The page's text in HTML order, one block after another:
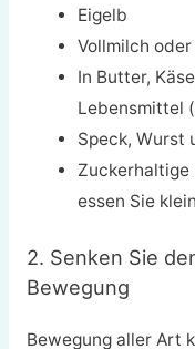
Eigelb
Vollmilch oder
In Butter,
Lebensmittel
Speck, Wurst
Zuckerhaltige
essen Sie
2. Senken Sie
Bewegung
Bewegung aller Art